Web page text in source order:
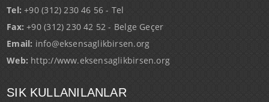
Tel: +90 (312) 230 46 56 - Tel
Fax: +90 (312) 230 42 52 - Belge Geçer
Email: info@eksensaglikbirsen.org
Web: http://www.eksensaglikbirsen.org
SIK KULLANILANLAR